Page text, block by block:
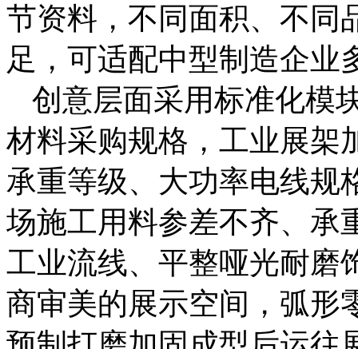
节资料，不同面积、不同
足，可适配中型制造企业
创意层面采用标准化模
材料采购规格，工业展架
承重等级、大功率电线规
场施工用料参差不齐、承
工业流线、平整哑光耐磨
商审美的展示空间，弧形